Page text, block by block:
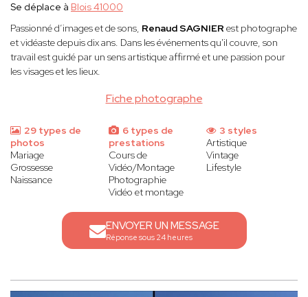
Fiche photographe
Se déplace à Blois 41000
Passionné d’images et de sons, Renaud SAGNIER est photographe
et vidéaste depuis dix ans. Dans les événements qu'il couvre, son
travail est guidé par un sens artistique affirmé et une passion pour
les visages et les lieux.
29 types de
photos
Mariage
Grossesse
Naissance
6 types de
prestations
Cours de
Vidéo/Montage
Photographie
Vidéo et montage
3 styles
Artistique
Vintage
Lifestyle
ENVOYER UN MESSAGE
Réponse sous 24 heures